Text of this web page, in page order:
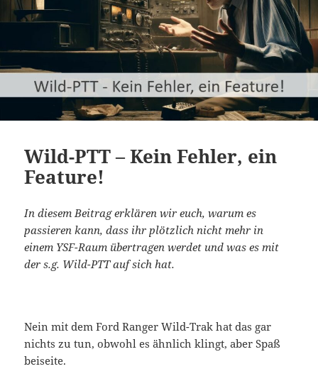
Wild-PTT – Kein Fehler, ein
Feature!
In diesem Beitrag erklären wir euch, warum es
passieren kann, dass ihr plötzlich nicht mehr in
einem YSF-Raum übertragen werdet und was es mit
der s.g. Wild-PTT auf sich hat.
Nein mit dem Ford Ranger Wild-Trak hat das gar
nichts zu tun, obwohl es ähnlich klingt, aber Spaß
beiseite.